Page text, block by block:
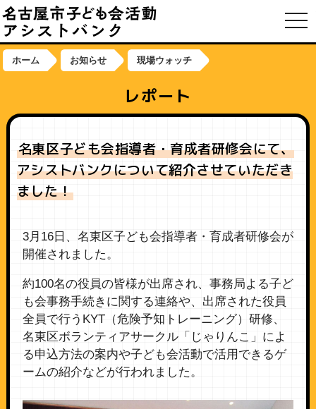
ホーム お知らせ 現場ウォッチ
レポート
名東区子ども会指導者・育成者研修会にて、
アシストバンクについて紹介させていただき
ました！
3月16日、名東区子ども会指導者・育成者研修会が
開催されました。
約100名の役員の皆様が出席され、事務局よる子ど
も会事務手続きに関する連絡や、出席された役員
全員で行うKYT（危険予知トレーニング）研修、
名東区ボランティアサークル「じゃりんこ」によ
る申込方法の案内や子ども会活動で活用できるゲ
ームの紹介などが行われました。